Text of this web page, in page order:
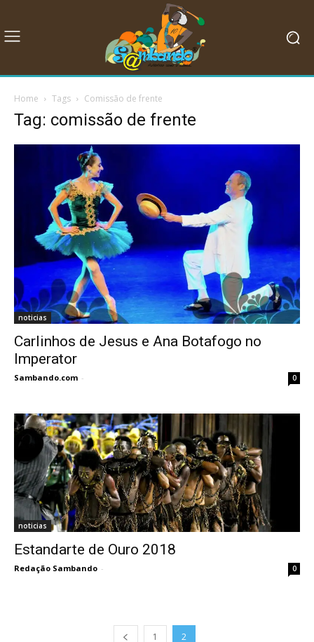
Home Tags Comissão de frente
Tag: comissão de frente
noticias
Carlinhos de Jesus e Ana Botafogo no
Imperator
Sambando.com - 0
noticias
Estandarte de Ouro 2018
Redação Sambando - 0
1 2